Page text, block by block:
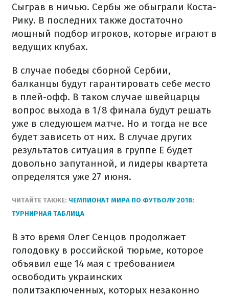
Сыграв в ничью. Сербы же обыграли Коста-
Рику. В последних также достаточно
мощный подбор игроков, которые играют в
ведущих клубах.
В случае победы сборной Сербии,
балканцы будут гарантировать себе место
в плей-офф. В таком случае швейцарцы
вопрос выхода в 1/8 финала будут решать
уже в следующем матче. Но и тогда не все
будет зависеть от них. В случае других
результатов ситуация в группе E будет
довольно запутанной, и лидеры квартета
определятся уже 27 июня.
ЧИТАЙТЕ ТАКЖЕ: ЧЕМПИОНАТ МИРА ПО ФУТБОЛУ 2018:
ТУРНИРНАЯ ТАБЛИЦА
В это время Олег Сенцов продолжает
голодовку в российской тюрьме, которое
объявил еще 14 мая с требованием
освободить украинских
политзаключенных, которых незаконно